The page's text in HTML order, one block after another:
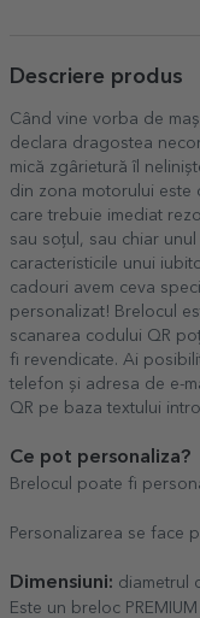
Descriere produs
Când vine vorba de
declara dragostea
mică zgârietură îl
din zona motorului este
care trebuie imediat
sau soțul, sau chiar
caracteristicile unui
cadouri avem ceva
personalizat! Brelocul
scanarea codului QR
fi revendicate. Ai
telefon și adresa de e-
QR pe baza textului
Ce pot personaliza?
Brelocul poate fi
Personalizarea se face
Dimensiuni: diametrul
Este un breloc